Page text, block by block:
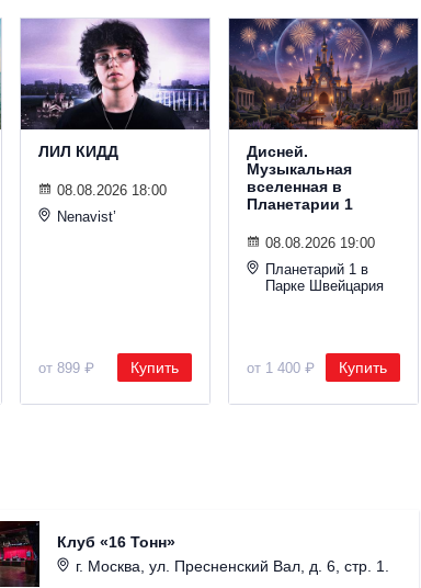
ЛИЛ КИДД
08.08.2026 18:00
Nenavist’
от 899 ₽ Купить
Дисней.
Музыкальная
вселенная в
Планетарии 1
08.08.2026 19:00
Планетарий 1 в
Парке Швейцария
от 1 400 ₽ Купить
Клуб «16 Тонн»
г. Москва, ул. Пресненский Вал, д. 6, стр. 1.